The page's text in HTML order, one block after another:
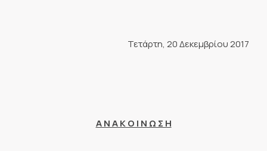
Τετάρτη, 20 Δεκεμβρίου 2017
Α Ν Α Κ Ο Ι Ν Ω Σ Η